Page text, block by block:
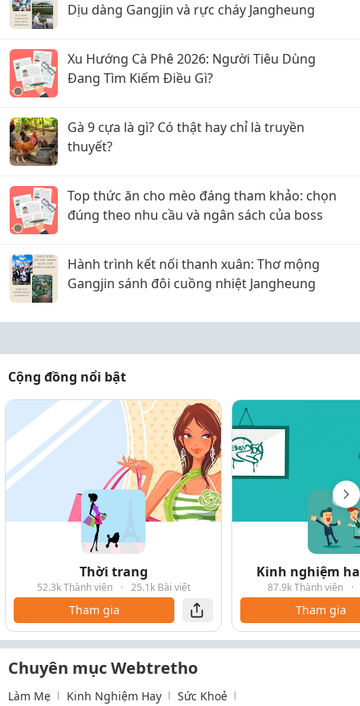
Dịu dàng Gangjin và rực cháy Jangheung
Xu Hướng Cà Phê 2026: Người Tiêu Dùng
Đang Tìm Kiếm Điều Gì?
Gà 9 cựa là gì? Có thật hay chỉ là truyền
thuyết?
Top thức ăn cho mèo đáng tham khảo: chọn
đúng theo nhu cầu và ngân sách của boss
Hành trình kết nối thanh xuân: Thơ mộng
Gangjin sánh đôi cuồng nhiệt Jangheung
Cộng đồng nổi bật
Thời trang
52.3k Thành viên · 25.1k Bài viết
Tham gia
Kinh nghiệm
87.9k Thành viên ·
Tham gia
Chuyên mục Webtretho
Làm Mẹ Kinh Nghiệm Hay Sức Khoẻ